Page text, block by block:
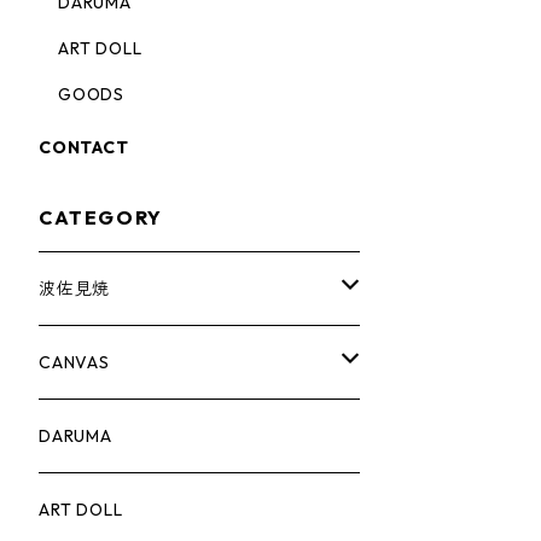
ART DOLL
GOODS
CONTACT
CATEGORY
波佐見焼
complete set
豆皿
蕎麦猪口
CANVAS
PRINT
DARUMA
ART DOLL